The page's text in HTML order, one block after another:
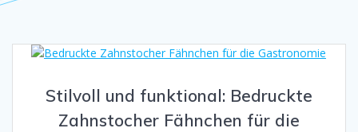
Stilvoll und funktional: Bedruckte
Zahnstocher Fähnchen für die